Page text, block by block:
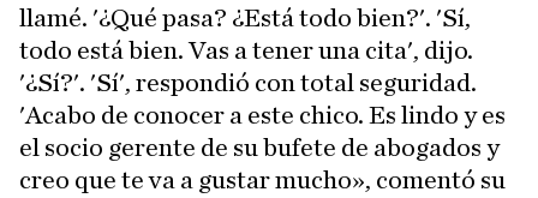
llamé. '¿Qué pasa? ¿Está todo bien?'. 'Sí,
todo está bien. Vas a tener una cita', dijo.
'¿Sí?'. 'Sí', respondió con total seguridad.
'Acabo de conocer a este chico. Es lindo y es
el socio gerente de su bufete de abogados y
creo que te va a gustar mucho», comentó su